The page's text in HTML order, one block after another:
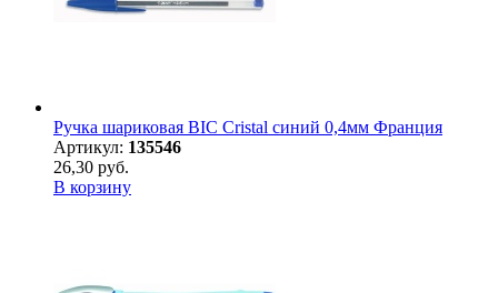
Ручка шариковая BIC Cristal синий 0,4мм Франция
Артикул: 135546
26,30 руб.
В корзину